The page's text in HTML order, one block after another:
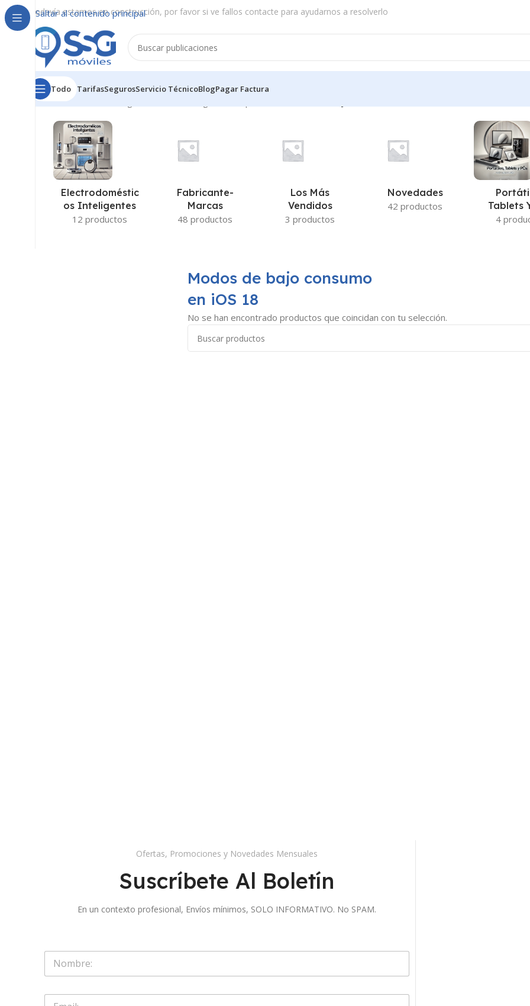
Saltar al contenido principal
Todavía estamos en construcción, por favor si ve fallos contacte para ayudarnos a resolverlo
Todo TarifasSegurosServicio TécnicoBlogPagar Factura
Inicio/Extras - Tecnología de ahorro energético del producto
Electrodoméstic
Os Inteligentes
12 productos
Fabricante-
Marcas
48 productos
Los Más
Vendidos
3 productos
Novedades
42 productos
Tablets
4
Modos de bajo consumo
en iOS 18
No se han encontrado productos que coincidan con tu selección.
Ofertas, Promociones y Novedades Mensuales
Suscríbete Al Boletín
En un contexto profesional, Envíos mínimos, SOLO INFORMATIVO. No SPAM.
l
i
S
l
E